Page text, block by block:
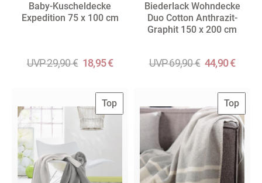
Baby-Kuscheldecke
Expedition 75 x 100 cm
UVP 29,90 € 18,95 €
Biederlack Wohndecke
Duo Cotton Anthrazit-
Graphit 150 x 200 cm
UVP 69,90 € 44,90 €
Top Top